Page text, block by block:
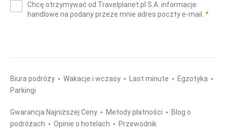
(wymagane)
Chcę otrzymywać od Travelplanet.pl S.A. informacje
handlowe na podany przeze mnie adres poczty e-mail. *
Biura podróży Wakacje i wczasy Last minute
Egzotyka
Parkingi
Gwarancja Najniższej Ceny Metody płatności
Blog o
podróżach
Opinie o hotelach Przewodnik